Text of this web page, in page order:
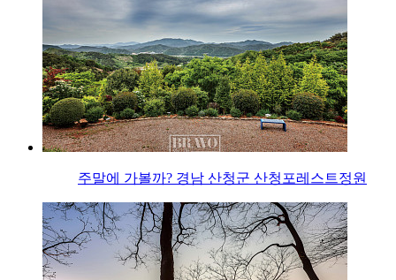
주말에 가볼까? 경남 산청군 산청포레스트정원